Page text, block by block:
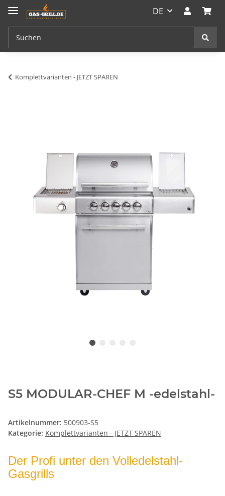
DE
Komplettvarianten - JETZT SPAREN
S5 MODULAR-CHEF M -edelstahl-
Artikelnummer: 500903-S5
Kategorie: Komplettvarianten - JETZT SPAREN
Der Profi unter den Volledelstahl-
Gasgrills